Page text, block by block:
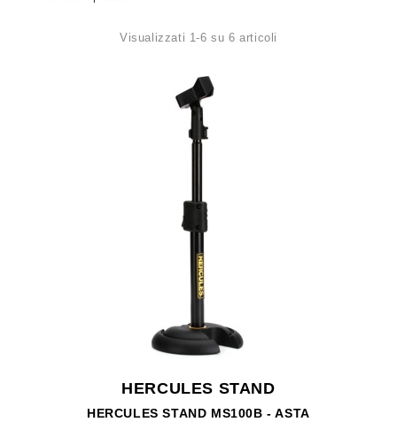
Visualizzati 1-6 su 6 articoli
HERCULES STAND
HERCULES STAND MS100B - ASTA